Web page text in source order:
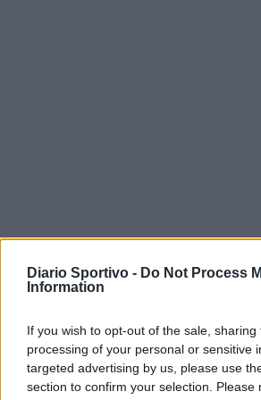
Diario Sportivo - Do Not Process
Information
If you wish to opt-out of the sale,
processing of your personal or sensitive
targeted advertising by us, please use
section to confirm your selection. Please
PIÙ LETTI OGGI
L'Ilva si completa con
Carlucci, Bevilacqua,
7 Ago 2026